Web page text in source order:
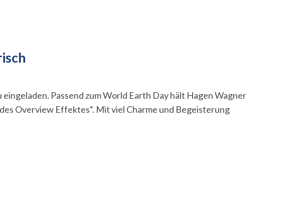
Passend zum World Earth Day hält Hagen Wagner
Overview Effektes“. Mit viel Charme und Begeisterung